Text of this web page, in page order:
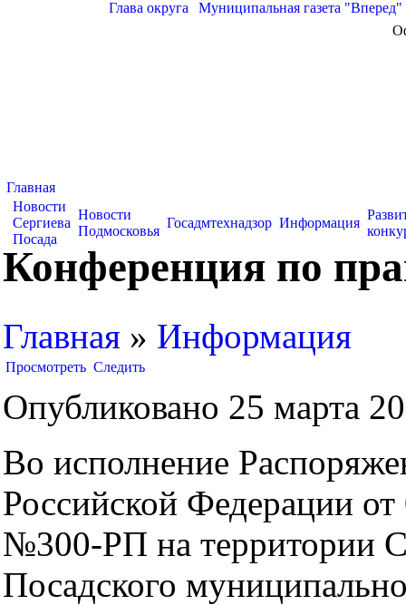
Глава округа Муниципальная газета "Вперед"
Главная
Новости
Сергиева
Посада
Новости
Подмосковья
Госадмтехнадзор Информация
Конференция по
Главная » Информация
Просмотреть Следить
Опубликовано 25 марта
Во исполнение
Российской Федерации от
№300-РП на территории
Посадского